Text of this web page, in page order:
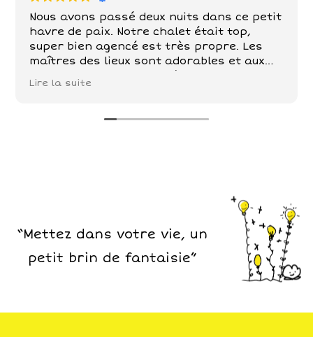
Nous avons passé deux nuits dans ce petit
havre de paix. Notre chalet était top,
super bien agencé est très propre. Les
maîtres des lieux sont adorables et aux
chats sont nos compagnons dans ce petit
Lire la suite
“Mettez dans votre vie, un
petit brin de fantaisie”